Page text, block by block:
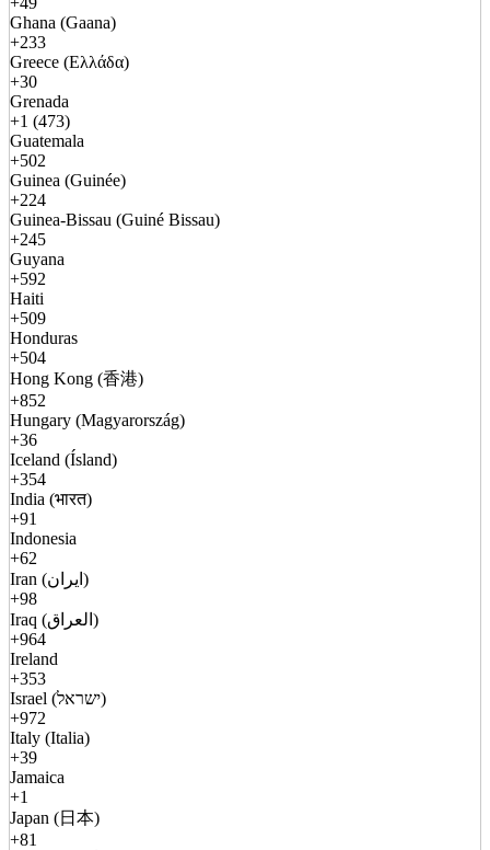
Ghana (Gaana)
+233
Greece (Ελλάδα)
+30
Grenada
+1 (473)
Guatemala
+502
Guinea (Guinée)
+224
Guinea-Bissau (Guiné Bissau)
+245
Guyana
+592
Haiti
+509
Honduras
+504
Hong Kong (香港)
+852
Hungary (Magyarország)
+36
Iceland (Ísland)
+354
India (भारत)
+91
Indonesia
+62
Iran (ایران)
+98
Iraq (العراق)
+964
Ireland
+353
Israel (ישראל)
+972
Italy (Italia)
+39
Jamaica
+1
Japan (日本)
+81